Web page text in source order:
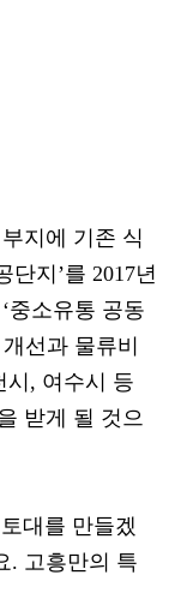
지에 기존 식
단지’를 2017년
중소유통 공동
선과 물류비
시, 여수시 등
받게 될 것으
대를 만들겠
. 고흥만의 특